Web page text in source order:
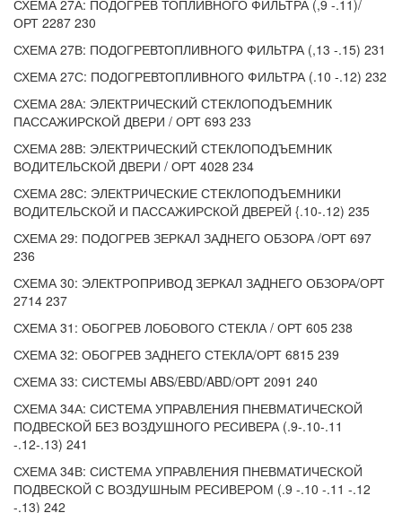
СХЕМА 27А: ПОДОГРЕВ ТОПЛИВНОГО ФИЛЬТРА (,9 -.11)/
ОРТ 2287 230
СХЕМА 27В: ПОДОГРЕВТОПЛИВНОГО ФИЛЬТРА (,13 -.15) 231
СХЕМА 27С: ПОДОГРЕВТОПЛИВНОГО ФИЛЬТРА (.10 -.12) 232
СХЕМА 28А: ЭЛЕКТРИЧЕСКИЙ СТЕКЛОПОДЪЕМНИК
ПАССАЖИРСКОЙ ДВЕРИ / ОРТ 693 233
СХЕМА 28В: ЭЛЕКТРИЧЕСКИЙ СТЕКЛОПОДЪЕМНИК
ВОДИТЕЛЬСКОЙ ДВЕРИ / ОРТ 4028 234
СХЕМА 28С: ЭЛЕКТРИЧЕСКИЕ СТЕКЛОПОДЪЕМНИКИ
ВОДИТЕЛЬСКОЙ И ПАССАЖИРСКОЙ ДВЕРЕЙ {.10-.12) 235
СХЕМА 29: ПОДОГРЕВ ЗЕРКАЛ ЗАДНЕГО ОБЗОРА /ОРТ 697
236
СХЕМА 30: ЭЛЕКТРОПРИВОД ЗЕРКАЛ ЗАДНЕГО ОБЗОРА/ОРТ
2714 237
СХЕМА 31: ОБОГРЕВ ЛОБОВОГО СТЕКЛА / ОРТ 605 238
СХЕМА 32: ОБОГРЕВ ЗАДНЕГО СТЕКЛА/ОРТ 6815 239
СХЕМА 33: СИСТЕМЫ ABS/EBD/ABD/ОРТ 2091 240
СХЕМА 34А: СИСТЕМА УПРАВЛЕНИЯ ПНЕВМАТИЧЕСКОЙ
ПОДВЕСКОЙ БЕЗ ВОЗДУШНОГО РЕСИВЕРА (.9-.10-.11
-.12-.13) 241
СХЕМА 34В: СИСТЕМА УПРАВЛЕНИЯ ПНЕВМАТИЧЕСКОЙ
ПОДВЕСКОЙ С ВОЗДУШНЫМ РЕСИВЕРОМ (.9 -.10 -.11 -.12
-.13) 242